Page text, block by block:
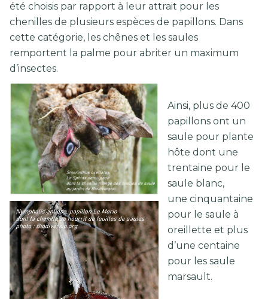
été choisis par rapport à leur attrait pour les
chenilles de plusieurs espèces de papillons. Dans
cette catégorie, les chênes et les saules
remportent la palme pour abriter un maximum
d’insectes.
Ainsi, plus de 400
papillons ont un
saule pour plante
hôte dont une
trentaine pour le
saule blanc,
une cinquantaine
pour le saule à
oreillette et plus
d’une centaine
pour les saule
marsault.